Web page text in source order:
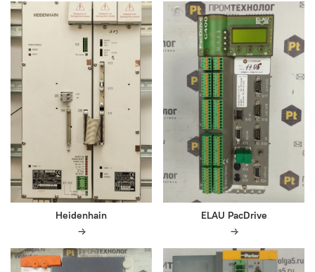
Heidenhain ELAU PacDrive